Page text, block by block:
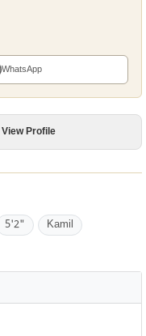
WhatsApp
View Profile
5'2" Kamil